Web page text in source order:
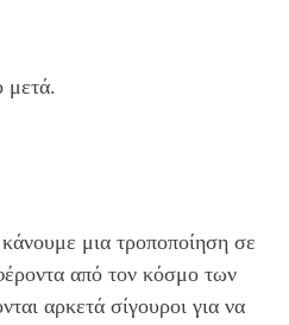
μετά.
μια τροποποίηση σε
από τον κόσμο των
αρκετά σίγουροι για να